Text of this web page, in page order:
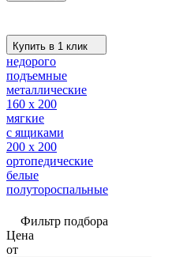
Купить в 1 клик
недорого
подъемные
металлические
160 х 200
мягкие
с ящиками
200 х 200
ортопедические
белые
полутороспальные
Фильтр подбора
Цена
от